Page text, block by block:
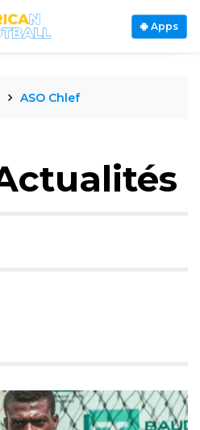
Apps
ASO Chlef